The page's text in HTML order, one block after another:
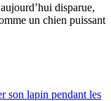
disparue,
un chien puissant
son lapin pendant les